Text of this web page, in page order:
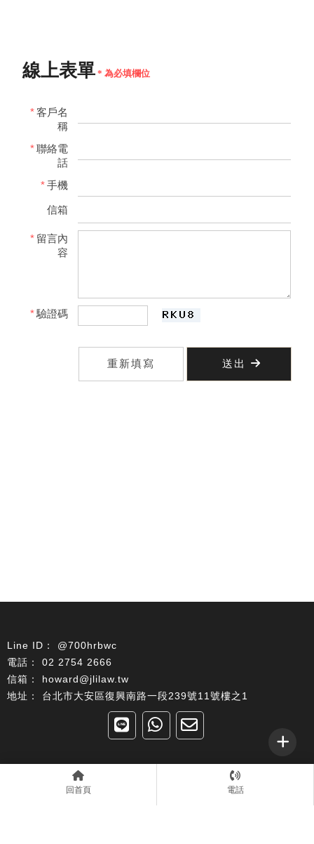
線上表單 * 為必填欄位
* 客戶名
稱
* 聯絡電
話
* 手機
信箱
* 留言內
容
* 驗證碼
回首頁 電話
@700hrbwc
02 2754 2666
howard@jlilaw.tw
台北市大安區復興南路一段239號11號樓之1
律師簡介